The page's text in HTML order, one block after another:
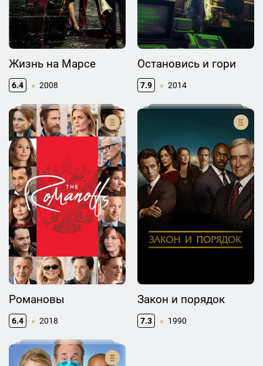
Жизнь на Марсе
6.4 2008
Остановись и гори
7.9 2014
Романовы
6.4 2018
Закон и порядок
7.3 1990